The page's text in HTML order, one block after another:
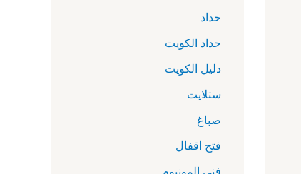
حداد
حداد الكويت
دليل الكويت
ستلايت
صباغ
فتح اقفال